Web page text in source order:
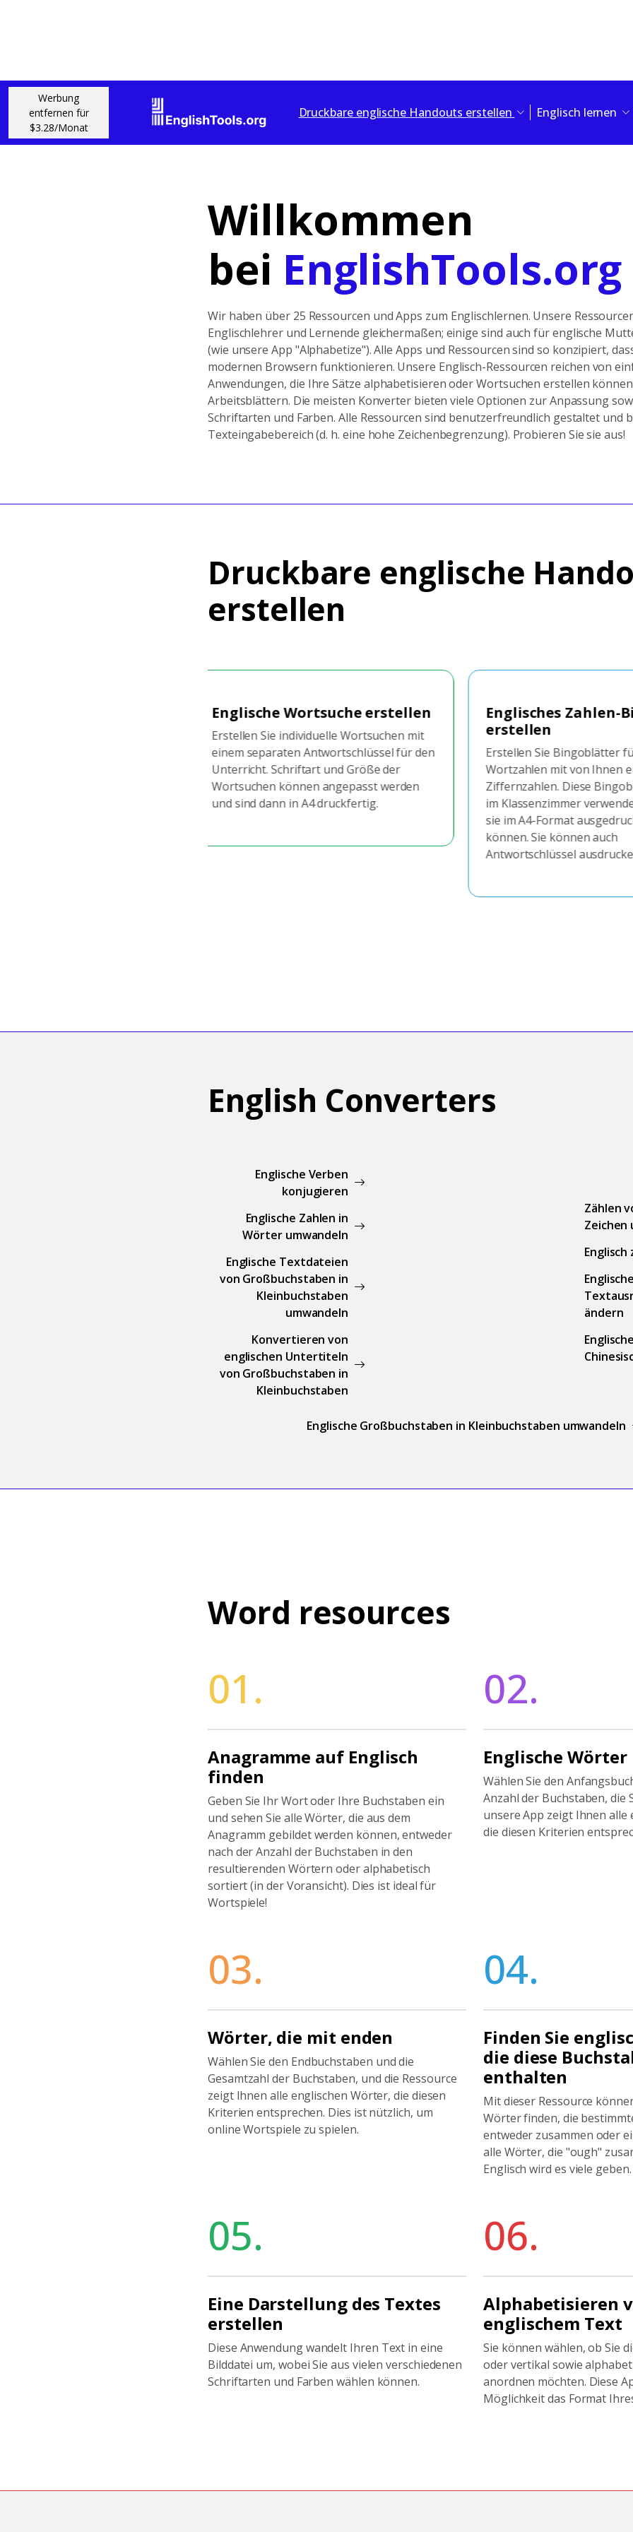
Werbung
entfernen für
$3.28/Monat
Druckbare englische Handouts erstellen Englisch lernen
Willkommen
bei EnglishTools.org
Wir haben über 25 Ressourcen und Apps zum Englischlernen. Unsere
Englischlehrer und Lernende gleichermaßen; einige sind auch für englische
(wie unsere App "Alphabetize"). Alle Apps und Ressourcen sind so konzipiert,
modernen Browsern funktionieren. Unsere Englisch-Ressourcen reichen von
Anwendungen, die Ihre Sätze alphabetisieren oder Wortsuchen erstellen
Arbeitsblättern. Die meisten Konverter bieten viele Optionen zur Anpassung
Schriftarten und Farben. Alle Ressourcen sind benutzerfreundlich gestaltet und
Texteingabebereich (d. h. eine hohe Zeichenbegrenzung). Probieren Sie sie aus!
Druckbare englische
erstellen
Englisches Zahlen-Bingo-Blatt
erstellen
Erstellen Sie Bingoblätter für englische
Wortzahlen mit von Ihnen eingegebenen
Ziffernzahlen. Diese Bingobögen können
im Klassenzimmer verwendet werden, da
Englisches
Bingo-Blatt
Erstellen Sie
Textnummern mit
Zahlen in einem Bereich.
großartige Möglichkeit,
machen, um
SchülerInnen die
z.B. 1-1000 kennen,
English Converters
Englische Verben
konjugieren
Englische Zahlen in
Wörter umwandeln
Englische Textdateien
von Großbuchstaben in
Kleinbuchstaben
umwandeln
Konvertieren von
englischen Untertiteln
von Großbuchstaben in
Kleinbuchstaben
Zählen
Zeichen
Englisch
ändern
Englische Großbuchstaben in Kleinbuchstaben umwandeln
Word resources
01.
Anagramme auf Englisch
finden
Geben Sie Ihr Wort oder Ihre Buchstaben ein
und sehen Sie alle Wörter, die aus dem
Anagramm gebildet werden können, entweder
nach der Anzahl der Buchstaben in den
resultierenden Wörtern oder alphabetisch
sortiert (in der Voransicht). Dies ist ideal für
Wortspiele!
02.
Englische Wörter
Wählen Sie den
Anzahl der Buchstaben, die
unsere App zeigt Ihnen alle
die diesen Kriterien
03.
Wörter, die mit enden
Wählen Sie den Endbuchstaben und die
Gesamtzahl der Buchstaben, und die Ressource
zeigt Ihnen alle englischen Wörter, die diesen
Kriterien entsprechen. Dies ist nützlich, um
online Wortspiele zu spielen.
04.
Finden Sie
die diese
enthalten
Mit dieser Ressource
Wörter finden, die
entweder zusammen oder
alle Wörter, die "ough"
Englisch wird es viele geben.
05.
Eine Darstellung des Textes
erstellen
Diese Anwendung wandelt Ihren Text in eine
Bilddatei um, wobei Sie aus vielen verschiedenen
Schriftarten und Farben wählen können.
06.
Alphabetisieren
englischem Text
Sie können wählen, ob Sie
oder vertikal sowie
anordnen möchten. Diese
Möglichkeit das Format